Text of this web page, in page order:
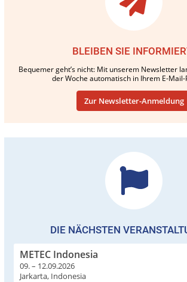
BLEIBEN SIE
Bequemer geht’s nicht: Mit unserem Newsletter
der Woche automatisch in Ihrem E-Mail-
Zur Newsletter-Anmeldung
DIE NÄCHSTEN
METEC Indonesia
09. – 12.09.2026
Jarkarta, Indonesia